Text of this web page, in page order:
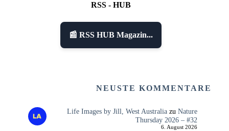
RSS - HUB
📰 RSS HUB Magazin...
NEUSTE KOMMENTARE
Life Images by Jill, West Australiazu Nature
Thursday 2026 – #32
6. August 2026